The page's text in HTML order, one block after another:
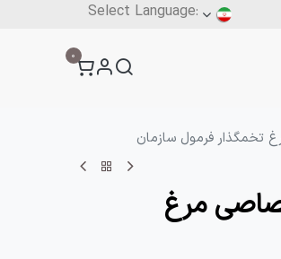
تماس با ما
0
تخمگذار فرمول سازمان
مرغ